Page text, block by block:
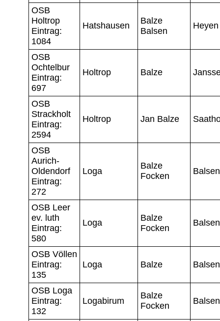
OSB
Holtrop
Eintrag:
1084
Hatshausen
Balze
Balsen
Heyen
OSB
Ochtelbur
Eintrag:
697
Holtrop Balze
OSB
Strackholt
Eintrag:
2594
Holtrop Jan Balze
OSB
Aurich-
Oldendorf
Eintrag:
272
Loga
Balze
Focken
Balsen
OSB Leer
ev. luth
Eintrag:
580
Loga
Balze
Focken
Balsen
OSB Völlen
Eintrag:
135
Loga Balze Balsen
OSB Loga
Eintrag:
132
Logabirum
Balze
Focken
Balsen